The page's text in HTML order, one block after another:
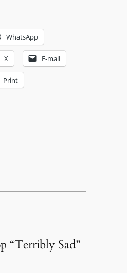
WhatsApp
X E-mail
Print
“Terribly Sad”